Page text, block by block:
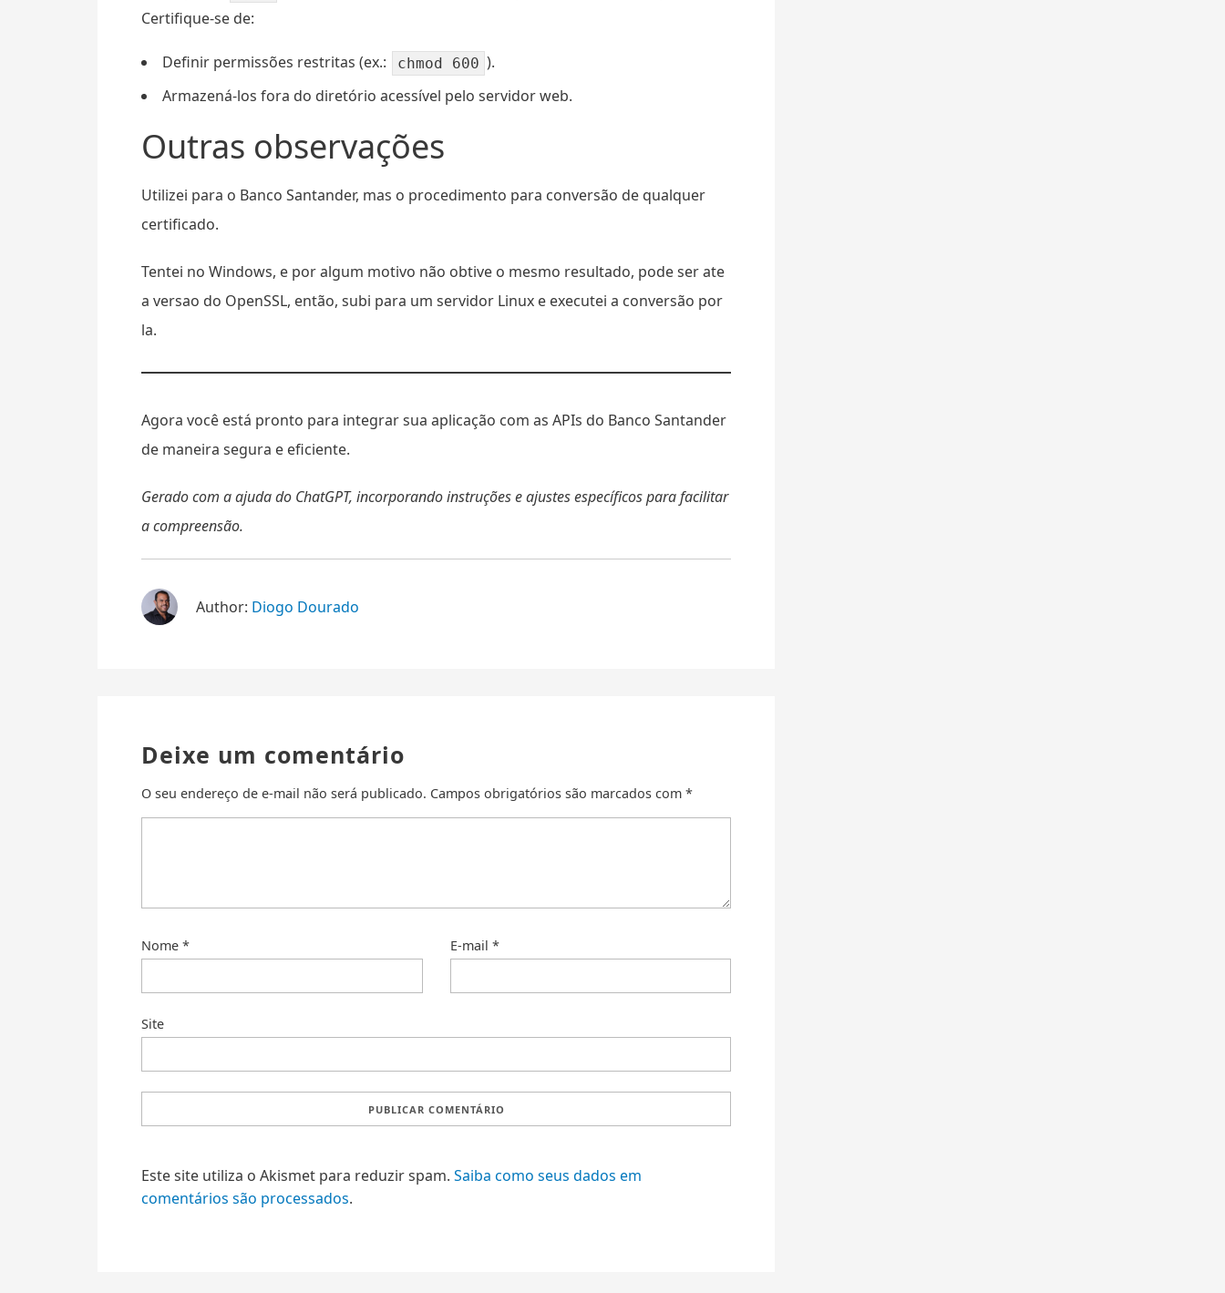
Certifique-se de:
Definir permissões restritas (ex.: chmod 600 ).
Armazená-los fora do diretório acessível pelo servidor web.
Outras observações
Utilizei para o Banco Santander, mas o procedimento para conversão de qualquer
certificado.
Tentei no Windows, e por algum motivo não obtive o mesmo resultado, pode ser ate
a versao do OpenSSL, então, subi para um servidor Linux e executei a conversão por
la.
Agora você está pronto para integrar sua aplicação com as APIs do Banco Santander
de maneira segura e eficiente.
Gerado com a ajuda do ChatGPT, incorporando instruções e ajustes específicos para facilitar
a compreensão.
Author: Diogo Dourado
Deixe um comentário
O seu endereço de e-mail não será publicado. Campos obrigatórios são marcados com *
Nome * E-mail *
Site
Este site utiliza o Akismet para reduzir spam. Saiba como seus dados em
comentários são processados.